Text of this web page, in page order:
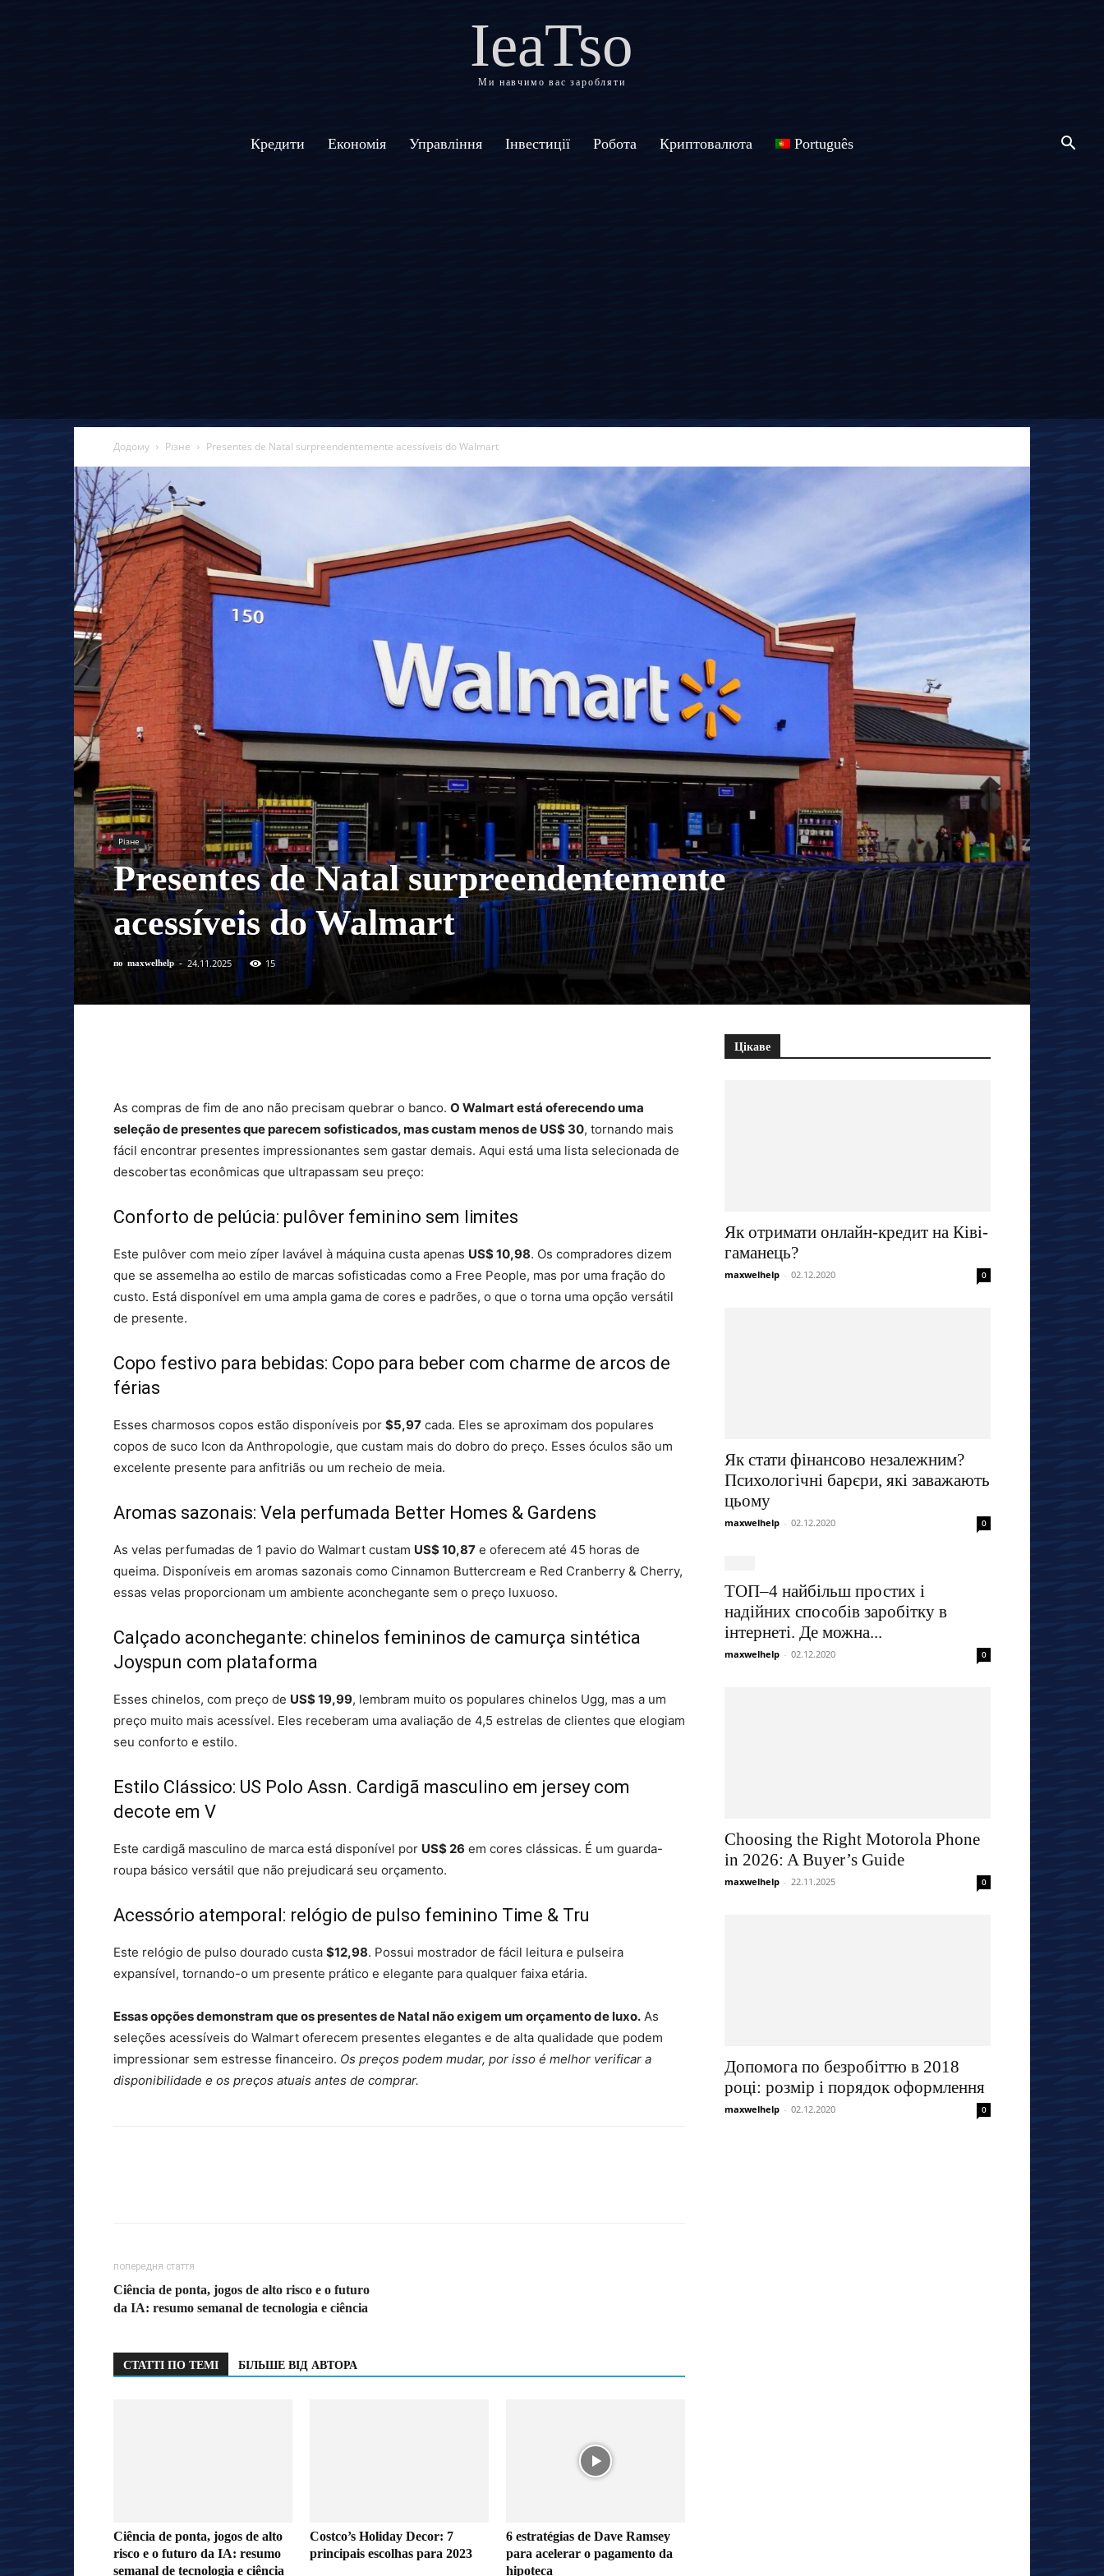
IeaTso
Ми навчимо вас заробляти
Кредити Економія Управління Інвестиції Робота Криптовалюта Português
Додому Різне Presentes de Natal surpreendentemente acessíveis do Walmart
Різне
Presentes de Natal surpreendentemente
acessíveis do Walmart
по maxwelhelp - 24.11.2025 15
As compras de fim de ano não precisam quebrar o banco. O Walmart está oferecendo uma
seleção de presentes que parecem sofisticados, mas custam menos de US$ 30, tornando mais
fácil encontrar presentes impressionantes sem gastar demais. Aqui está uma lista selecionada de
descobertas econômicas que ultrapassam seu preço:
Conforto de pelúcia: pulôver feminino sem limites
Este pulôver com meio zíper lavável à máquina custa apenas US$ 10,98. Os compradores dizem
que se assemelha ao estilo de marcas sofisticadas como a Free People, mas por uma fração do
custo. Está disponível em uma ampla gama de cores e padrões, o que o torna uma opção versátil
de presente.
Copo festivo para bebidas: Copo para beber com charme de arcos de
férias
Esses charmosos copos estão disponíveis por $5,97 cada. Eles se aproximam dos populares
copos de suco Icon da Anthropologie, que custam mais do dobro do preço. Esses óculos são um
excelente presente para anfitriãs ou um recheio de meia.
Aromas sazonais: Vela perfumada Better Homes & Gardens
As velas perfumadas de 1 pavio do Walmart custam US$ 10,87 e oferecem até 45 horas de
queima. Disponíveis em aromas sazonais como Cinnamon Buttercream e Red Cranberry & Cherry,
essas velas proporcionam um ambiente aconchegante sem o preço luxuoso.
Calçado aconchegante: chinelos femininos de camurça sintética
Joyspun com plataforma
Esses chinelos, com preço de US$ 19,99, lembram muito os populares chinelos Ugg, mas a um
preço muito mais acessível. Eles receberam uma avaliação de 4,5 estrelas de clientes que elogiam
seu conforto e estilo.
Estilo Clássico: US Polo Assn. Cardigã masculino em jersey com
decote em V
Este cardigã masculino de marca está disponível por US$ 26 em cores clássicas. É um guarda-
roupa básico versátil que não prejudicará seu orçamento.
Acessório atemporal: relógio de pulso feminino Time & Tru
Este relógio de pulso dourado custa $12,98. Possui mostrador de fácil leitura e pulseira
expansível, tornando-o um presente prático e elegante para qualquer faixa etária.
Essas opções demonstram que os presentes de Natal não exigem um orçamento de luxo. As
seleções acessíveis do Walmart oferecem presentes elegantes e de alta qualidade que podem
impressionar sem estresse financeiro. Os preços podem mudar, por isso é melhor verificar a
disponibilidade e os preços atuais antes de comprar.
попередня стаття
Ciência de ponta, jogos de alto risco e o futuro
da IA: resumo semanal de tecnologia e ciência
СТАТТІ ПО ТЕМІ БІЛЬШЕ ВІД АВТОРА
Ciência de ponta, jogos de alto
risco e o futuro da IA: resumo
semanal de tecnologia e ciência
Costco’s Holiday Decor: 7
principais escolhas para 2023
6 estratégias de Dave Ramsey
para acelerar o pagamento da
hipoteca
Цікаве
Як отримати онлайн-кредит на Ківі-
гаманець?
maxwelhelp - 02.12.2020 0
Як стати фінансово незалежним?
Психологічні барєри, які заважають
цьому
maxwelhelp - 02.12.2020 0
ТОП–4 найбільш простих і
надійних способів заробітку в
інтернеті. Де можна...
maxwelhelp - 02.12.2020 0
Choosing the Right Motorola Phone
in 2026: A Buyer’s Guide
maxwelhelp - 22.11.2025 0
Допомога по безробіттю в 2018
році: розмір і порядок оформлення
maxwelhelp - 02.12.2020 0